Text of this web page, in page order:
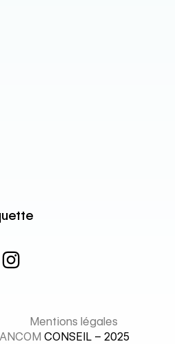
Mentions légales
CONSEIL – 2025